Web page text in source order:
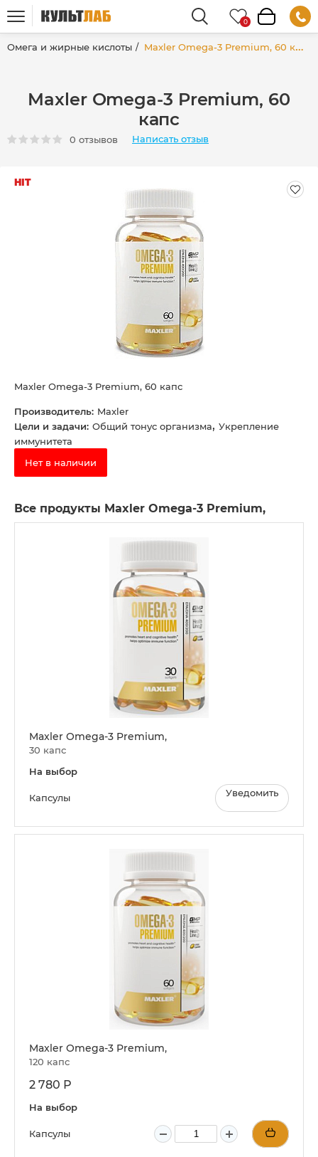
Омега и жирные кислоты Maxler Omega-3 Premium, 60 капс
Maxler Omega-3 Premium, 60
капс
0 отзывов Написать отзыв
HIT
Maxler Omega-3 Premium, 60 капс
Производитель: Maxler
Цели и задачи: Общий тонус организма, Укрепление
иммунитета
Нет в наличии
Все продукты Maxler Omega-3 Premium,
Maxler Omega-3 Premium,
30 капс
На выбор
Капсулы Уведомить
Maxler Omega-3 Premium,
120 капс
2 780 Р
На выбор
Капсулы